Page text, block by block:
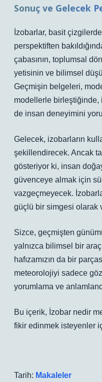
Sonuç ve Gelecek
İzobarlar, basit
perspektiften
çabasının, toplumsal
yetisinin ve bilimsel
Geçmişin belgeleri,
modellerle birleştiğinde,
de insan deneyimini
Gelecek, izobarların
şekillendirecek. Ancak
gösteriyor ki, insan
güvenceye almak için
vazgeçmeyecek.
güçlü bir simgesi olarak
Sizce, geçmişten
yalnızca bilimsel bir araç
hafızamızın da bir
meteorolojiyi sadece
yorumlama ve
Bu içerik, İzobar nedir
fikir edinmek isteyenler
Tarih: Makaleler